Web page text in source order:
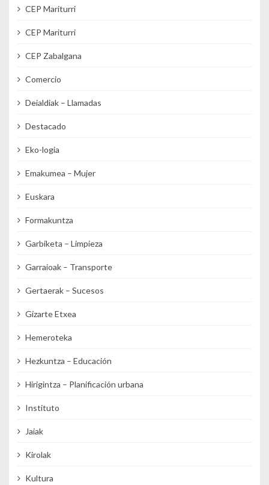
CEP Mariturri
CEP Mariturri
CEP Zabalgana
Comercio
Deialdiak – Llamadas
Destacado
Eko-logia
Emakumea – Mujer
Euskara
Formakuntza
Garbiketa – Limpieza
Garraioak – Transporte
Gertaerak – Sucesos
Gizarte Etxea
Hemeroteka
Hezkuntza – Educación
Hirigintza – Planificación urbana
Instituto
Jaiak
Kirolak
Kultura